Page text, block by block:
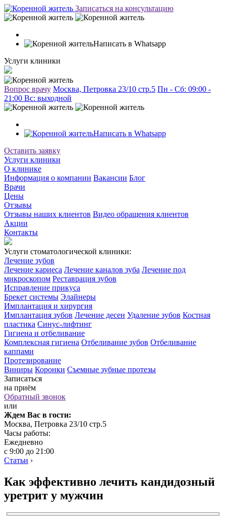
Записаться на консультацию
Написать в Whatsapp
Услуги клиники
Вопрос врачу Москва, Петровка 23/10 стр.5 Пн - Сб: 09:00 -
21:00 Вc: выходной
Написать в Whatsapp
Оставить заявку
Услуги клиники
О клинике
Информация о компании Вакансии Блог
Врачи
Цены
Отзывы
Отзывы наших клиентов Видео обращения клиентов
Акции
Контакты
Услуги стоматологической клиники:
Лечение зубов
Лечение кариеса Лечение каналов зуба Лечение под
микроскопом Реставрация зубов
Исправление прикуса
Брекет системы Элайнеры
Имплантация и хирургия
Имплантация зубов Лечение десен Удаление зубов Костная
пластика Синус-лифтинг
Гигиена и отбеливание
Комплексная гигиена Отбеливание зубов Отбеливание
каппами
Протезирование
Виниры Коронки Съемные зубные протезы
Записаться
на приём
Обратный звонок
или
Ждем Вас в гости:
Москва, Петровка 23/10 стр.5
Часы работы:
Ежедневно
с 9:00 до 21:00
Статьи ›
Как эффективно лечить кандидозный
уретрит у мужчин